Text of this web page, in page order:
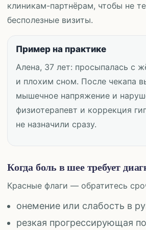
клиникам-партнёрам, чтобы не
бесполезные визиты.
Пример на практике
Алена, 37 лет: просыпалась с
и плохим сном. После чекапа
мышечное напряжение и
физиотерапевт и коррекция
не назначили сразу.
Когда боль в шее требует
Красные флаги — обратитесь
онемение или слабость в
резкая прогрессирующая